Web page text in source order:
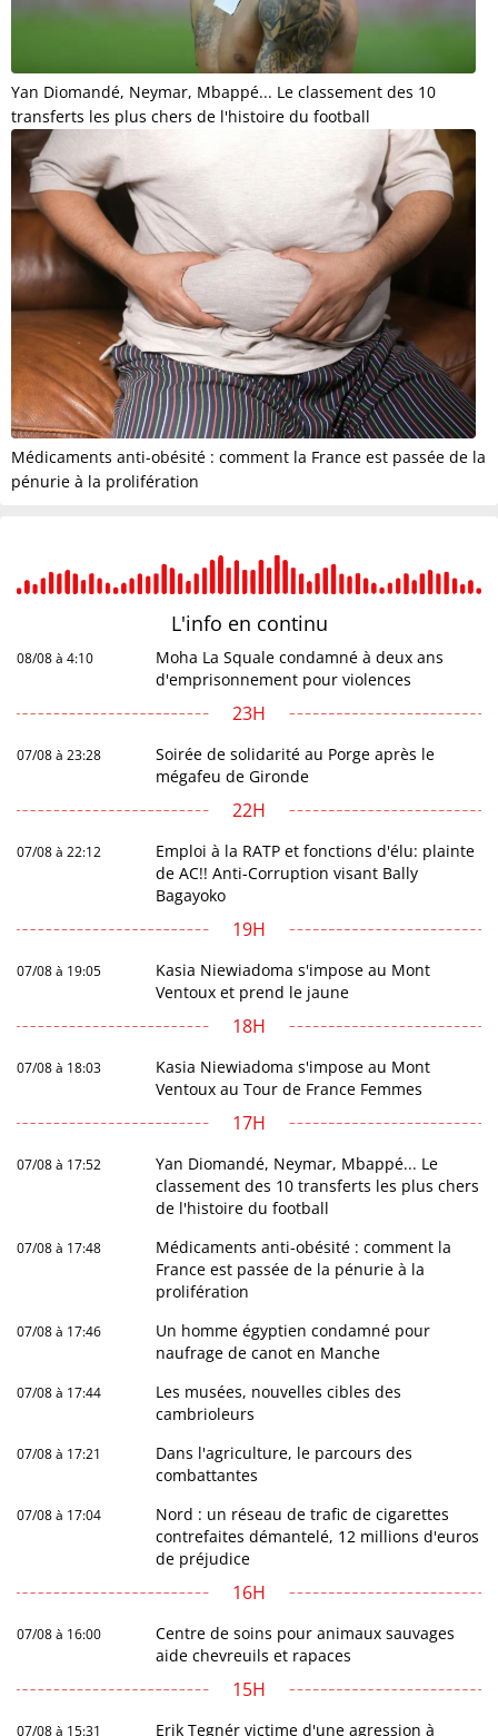
Yan Diomandé, Neymar, Mbappé... Le classement des 10
transferts les plus chers de l'histoire du football
Médicaments anti-obésité : comment la France est passée de la
pénurie à la prolifération
L'info en continu
08/08 à 4:10
Moha La Squale condamné à deux ans
d'emprisonnement pour violences
23H
07/08 à 23:28
Soirée de solidarité au Porge après le
mégafeu de Gironde
22H
07/08 à 22:12
Emploi à la RATP et fonctions d'élu: plainte
de AC!! Anti-Corruption visant Bally
Bagayoko
19H
07/08 à 19:05
Kasia Niewiadoma s'impose au Mont
Ventoux et prend le jaune
18H
07/08 à 18:03
Kasia Niewiadoma s'impose au Mont
Ventoux au Tour de France Femmes
17H
07/08 à 17:52
Yan Diomandé, Neymar, Mbappé... Le
classement des 10 transferts les plus chers
de l'histoire du football
07/08 à 17:48
Médicaments anti-obésité : comment la
France est passée de la pénurie à la
prolifération
07/08 à 17:46
Un homme égyptien condamné pour
naufrage de canot en Manche
07/08 à 17:44
Les musées, nouvelles cibles des
cambrioleurs
07/08 à 17:21
Dans l'agriculture, le parcours des
combattantes
07/08 à 17:04
Nord : un réseau de trafic de cigarettes
contrefaites démantelé, 12 millions d'euros
de préjudice
16H
07/08 à 16:00
Centre de soins pour animaux sauvages
aide chevreuils et rapaces
15H
07/08 à 15:31
Erik Tegnér victime d'une agression à